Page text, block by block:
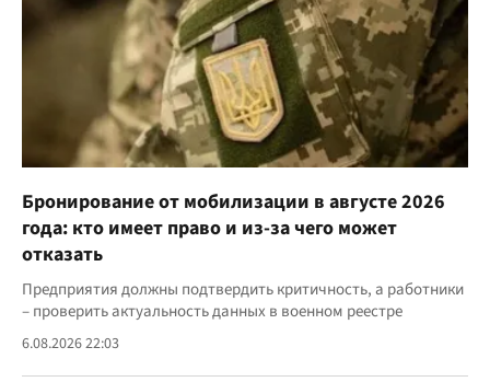
Бронирование от мобилизации в августе 2026
года: кто имеет право и из-за чего может
отказать
Предприятия должны подтвердить критичность, а работники
– проверить актуальность данных в военном реестре
6.08.2026 22:03